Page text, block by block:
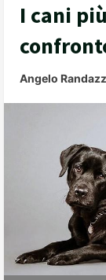
I cani
Angelo